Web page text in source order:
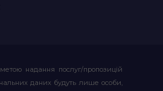
надання послуг/пропозицій
даних будуть лише особи,